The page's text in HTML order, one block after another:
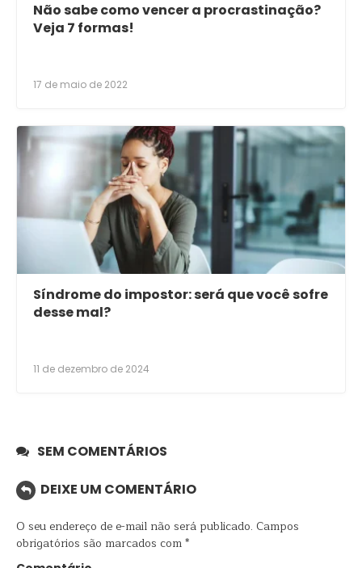
Não sabe como vencer a procrastinação?
Veja 7 formas!
17 de maio de 2022
Síndrome do impostor: será que você sofre
desse mal?
11 de dezembro de 2024
SEM COMENTÁRIOS
DEIXE UM COMENTÁRIO
O seu endereço de e-mail não será publicado. Campos
obrigatórios são marcados com*